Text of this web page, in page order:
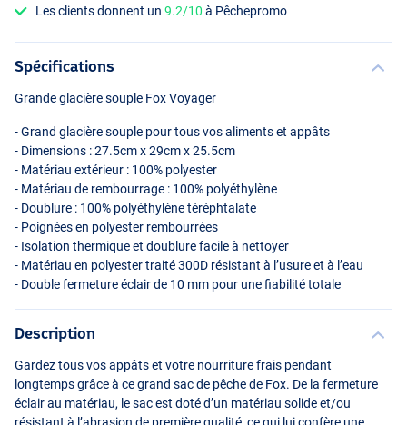
Les clients donnent un9.2/10 à Pêchepromo
Spécifications
Grande glacière souple Fox Voyager
- Grand glacière souple pour tous vos aliments et appâts
- Dimensions : 27.5cm x 29cm x 25.5cm
- Matériau extérieur : 100% polyester
- Matériau de rembourrage : 100% polyéthylène
- Doublure : 100% polyéthylène téréphtalate
- Poignées en polyester rembourrées
- Isolation thermique et doublure facile à nettoyer
- Matériau en polyester traité 300D résistant à l’usure et à l’eau
- Double fermeture éclair de 10 mm pour une fiabilité totale
Description
Gardez tous vos appâts et votre nourriture frais pendant
longtemps grâce à ce grand sac de pêche de Fox. De la fermeture
éclair au matériau, le sac est doté d’un matériau solide et/ou